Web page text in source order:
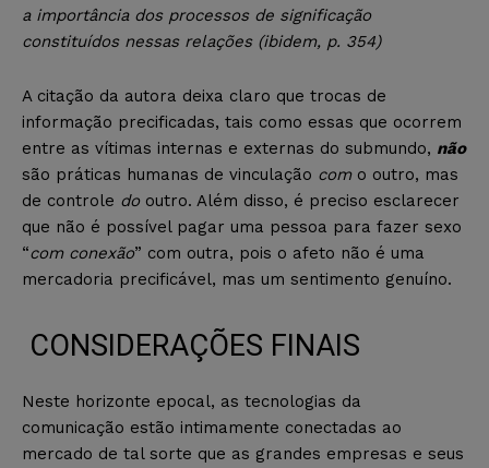
a importância dos processos de significação
constituídos nessas relações (ibidem, p. 354)
A citação da autora deixa claro que trocas de
informação precificadas, tais como essas que ocorrem
entre as vítimas internas e externas do submundo, não
são práticas humanas de vinculação com o outro, mas
de controle do outro. Além disso, é preciso esclarecer
que não é possível pagar uma pessoa para fazer sexo
“com conexão” com outra, pois o afeto não é uma
mercadoria precificável, mas um sentimento genuíno.
CONSIDERAÇÕES FINAIS
Neste horizonte epocal, as tecnologias da
comunicação estão intimamente conectadas ao
mercado de tal sorte que as grandes empresas e seus